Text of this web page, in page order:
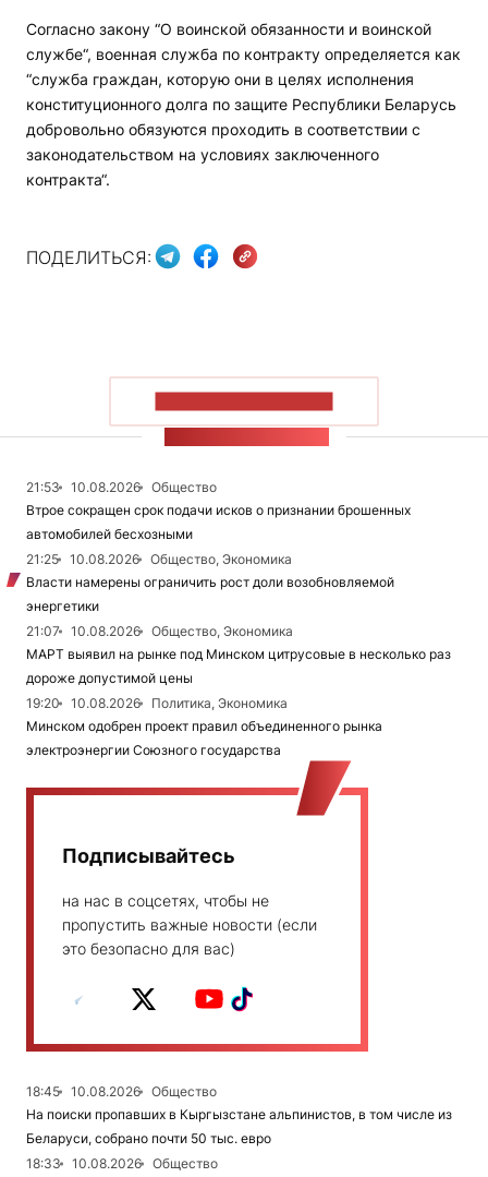
Согласно закону “О воинской обязанности и воинской
службе“, военная служба по контракту определяется как
“служба граждан, которую они в целях исполнения
конституционного долга по защите Республики Беларусь
добровольно обязуются проходить в соответствии с
законодательством на условиях заключенного
контракта“.
ПОДЕЛИТЬСЯ:
21:53 10.08.2026
Общество
Втрое сокращен срок подачи исков о признании брошенных
автомобилей бесхозными
21:25
10.08.2026
Общество, Экономика
Власти намерены ограничить рост доли возобновляемой
энергетики
21:07
10.08.2026
Общество, Экономика
МАРТ выявил на рынке под Минском цитрусовые в несколько раз
дороже допустимой цены
19:20
10.08.2026
Политика, Экономика
Минском одобрен проект правил объединенного рынка
электроэнергии Союзного государства
Подписывайтесь
на нас в соцсетях, чтобы не
пропустить важные новости (если
это безопасно для вас)
18:45 10.08.2026
Общество
На поиски пропавших в Кыргызстане альпинистов, в том числе из
Беларуси, собрано почти 50 тыс. евро
18:33
10.08.2026
Общество